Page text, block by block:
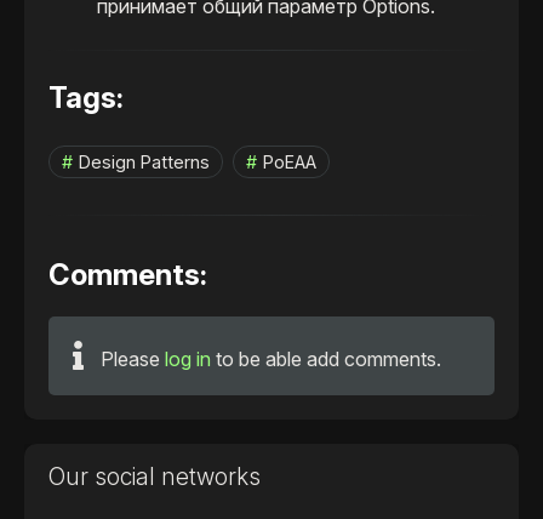
принимает общий параметр Options.
Tags:
Design Patterns PoEAA
Comments:
Please log in to be able add comments.
Our social networks